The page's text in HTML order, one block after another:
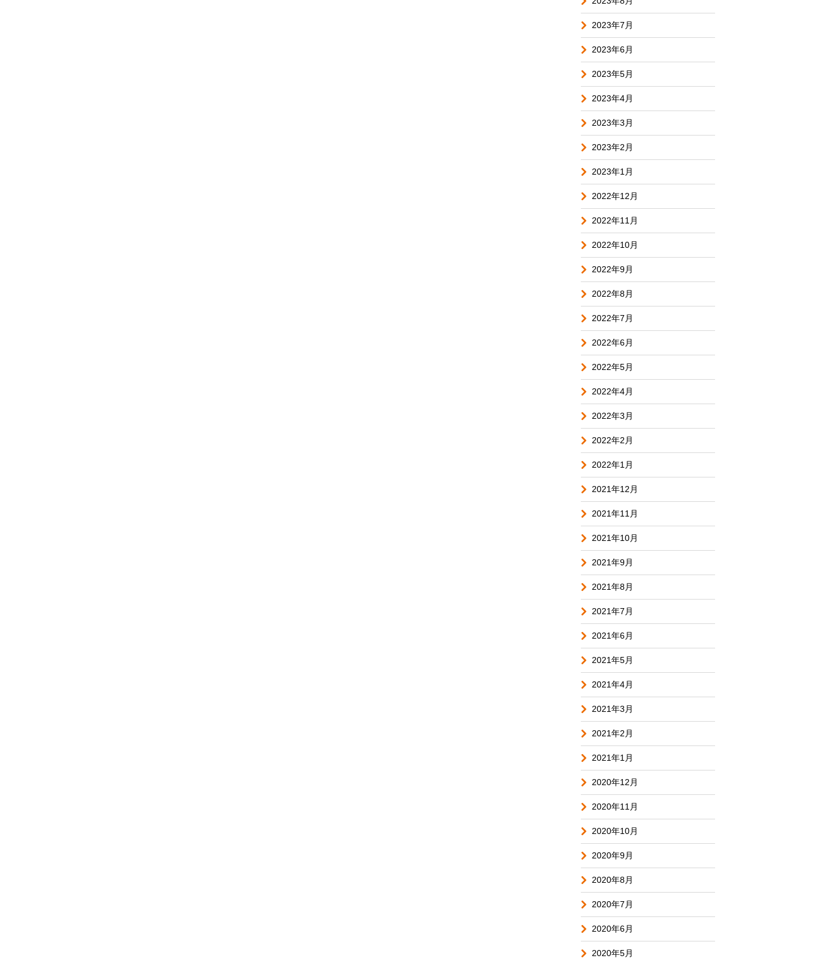
2023年7月
2023年6月
2023年5月
2023年4月
2023年3月
2023年2月
2023年1月
2022年12月
2022年11月
2022年10月
2022年9月
2022年8月
2022年7月
2022年6月
2022年5月
2022年4月
2022年3月
2022年2月
2022年1月
2021年12月
2021年11月
2021年10月
2021年9月
2021年8月
2021年7月
2021年6月
2021年5月
2021年4月
2021年3月
2021年2月
2021年1月
2020年12月
2020年11月
2020年10月
2020年9月
2020年8月
2020年7月
2020年6月
2020年5月